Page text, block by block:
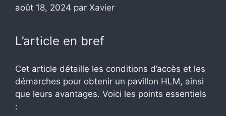
août 18, 2024 par Xavier
L’article en bref
Cet article détaille les conditions d’accès et les
démarches pour obtenir un pavillon HLM, ainsi
que leurs avantages. Voici les points essentiels
: